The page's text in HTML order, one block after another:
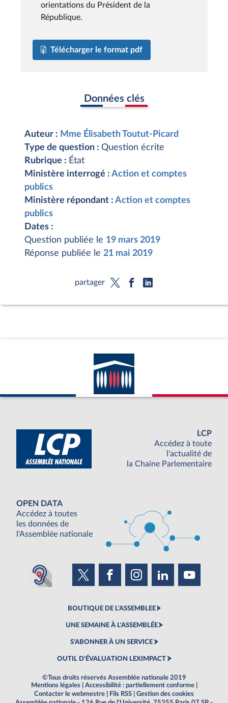
orientations du Président de la
République.
Télécharger le format pdf
Données clés
Auteur : Mme Élisabeth Toutut-Picard
Type de question : Question écrite
Rubrique : État
Ministère interrogé : Action et comptes
publics
Ministère répondant : Action et comptes
publics
Dates :
Question publiée le 19 mars 2019
Réponse publiée le 21 mai 2019
partager
LCP
Accédez à toute
l'actualité de
la Chaine Parlementaire
OPEN DATA
Accédez à toutes
les données de
l'Assemblée nationale
BOUTIQUE DE L'ASSEMBLEE
UNE SEMAINE À L'ASSEMBLÉE
S'ABONNER À UN SERVICE
OUTIL D'ÉVALUATION LEXIMPACT
©Tous droits réservés Assemblée nationale 2019
Mentions légales
Accessibilité : partiellement conforme
Contacter le webmestre
Fils RSS
Gestion des cookies